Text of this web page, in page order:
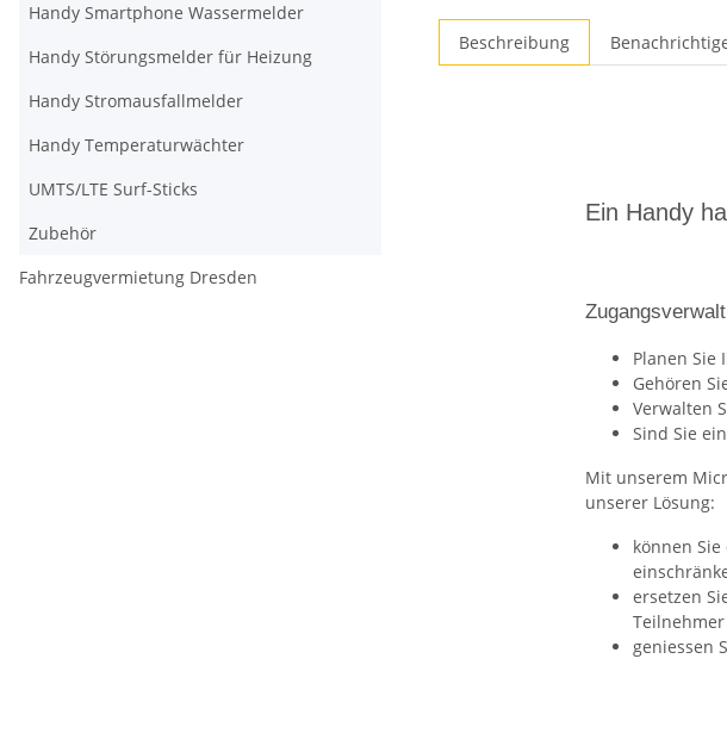
Beschreibung
Ein Handy
-
Planen Sie
Gehören
Verwalten
Sind Sie
Mit unserem
unserer Lösung:
können
ersetzen
geniessen
Handy Smartphone Wassermelder
Handy Störungsmelder für Heizung
Handy Stromausfallmelder
Handy Temperaturwächter
UMTS/LTE Surf-Sticks
Zubehör
Fahrzeugvermietung Dresden